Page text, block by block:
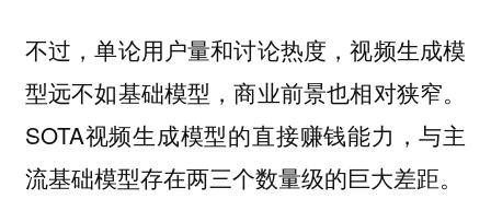
不过，单论用户量和讨论热度，视频生成模
型远不如基础模型，商业前景也相对狭窄。
SOTA视频生成模型的直接赚钱能力，与主
流基础模型存在两三个数量级的巨大差距。